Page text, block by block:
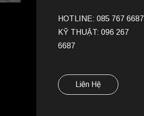
HOTLINE: 085 767 6687
KỸ THUẬT: 096 267
6687
Liên Hệ